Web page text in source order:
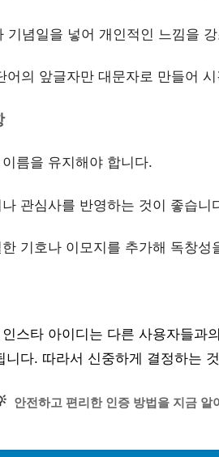
기념일을 넣어 개인적인 느낌을
어의 앞글자만 대문자로 만들어
름을 유지해야 합니다.
관심사를 반영하는 것이 좋습니
기호나 이모지를 추가해 독창성
스타 아이디는 다른 사용자들과
니다. 따라서 신중하게 결정하는
안전하고 편리한 인증 방법을 지금 알